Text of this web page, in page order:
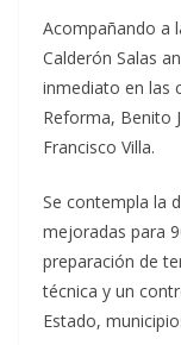
Acompañando a
Calderón Salas
inmediato en las
Reforma, Benito
Francisco Villa.
Se contempla la
mejoradas para
preparación de
técnica y un
Estado,